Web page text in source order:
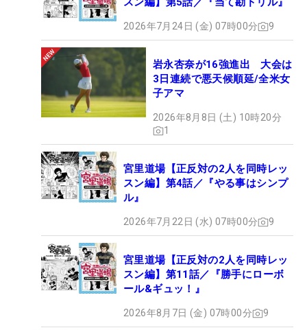
2026年7月24日 (金) 07時00分 9
岩永杏奈が16強進出 大会は
3日連続で悪天候順延/全米女
子アマ
2026年8月8日 (土) 10時20分
1
宮里道場【正反対の2人を同時レッ
スン編】第4話／『やる事はシンプ
ル』
2026年7月22日 (水) 07時00分 9
宮里道場【正反対の2人を同時レッ
スン編】第11話／『勝手にローボ
ール&ギュッ！』
2026年8月7日 (金) 07時00分 9